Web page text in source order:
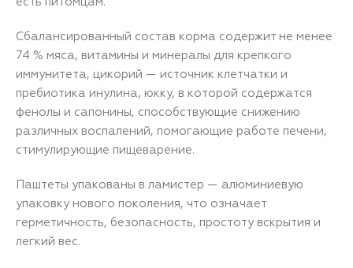
Сбалансированный состав корма содержит не менее
74 % мяса, витамины и минералы для крепкого
иммунитета, цикорий — источник клетчатки и
пребиотика инулина, юкку, в которой содержатся
фенолы и сапонины, способствующие снижению
различных воспалений, помогающие работе печени,
стимулирующие пищеварение.
Паштеты упакованы в ламистер — алюминиевую
упаковку нового поколения, что означает
герметичность, безопасность, простоту вскрытия и
легкий вес.